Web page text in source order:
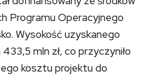
Programu Operacyjnego
Wysokość uzyskanego
mln zł, co przyczyniło
kosztu projektu do